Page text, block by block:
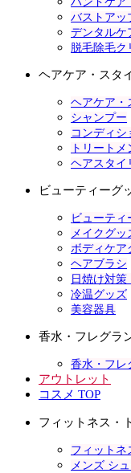
バストアッ
デンタルケ
脱毛除毛ク
ヘアケア・スタ
ヘアケア・
シャンプー
コンディシ
トリート
ヘアスタイ
ビューティーグ
ビューティ
メイクグッ
ボディケア
ヘアブラシ
日焼け対策
冷温グッズ
美容器具
香水・フレグラ
香水・フレ
アウトレット
コスメ TOP
フィットネス・
フィットネ
メンズ シ